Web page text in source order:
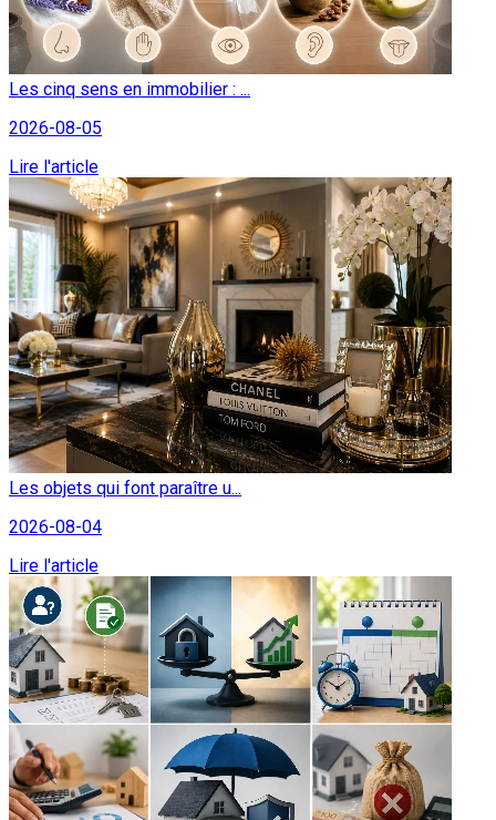
Les cinq sens en immobilier : ...
2026-08-05
Lire l'article
Les objets qui font paraître u...
2026-08-04
Lire l'article